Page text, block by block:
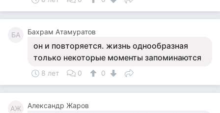
БА Бахрам Атамуратов
он и повторяется. жизнь однообразная
только некоторые моменты запоминаются
8 лет 0 0
АЖ Александр Жаров